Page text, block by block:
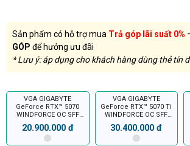
Sản phẩm có hỗ trợ mua Trả góp lãi suất 0%
GÓP để hưởng ưu đãi
* Lưu ý: áp dụng cho khách hàng dùng thẻ tín
VGA GIGABYTE
GeForce RTX™ 5070
WINDFORCE OC SFF
20.900.000 đ
VGA GIGABYTE
GeForce RTX™ 5070 Ti
WINDFORCE OC SFF
30.400.000 đ